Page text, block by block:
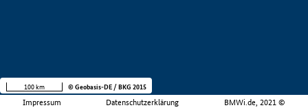
Impressum Datenschutzerklärung BMWi.de, 2021 ©
100 km © Geobasis-DE / BKG 2015